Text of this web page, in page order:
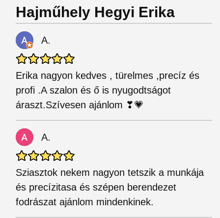
Hajműhely Hegyi Erika
A.
Erika nagyon kedves , türelmes ,precíz és
profi .A szalon és ő is nyugodtságot
áraszt.Szívesen ajánlom ❣💗
A.
Sziasztok nekem nagyon tetszik a munkája
és precízitasa és szépen berendezet
fodrászat ajánlom mindenkinek.